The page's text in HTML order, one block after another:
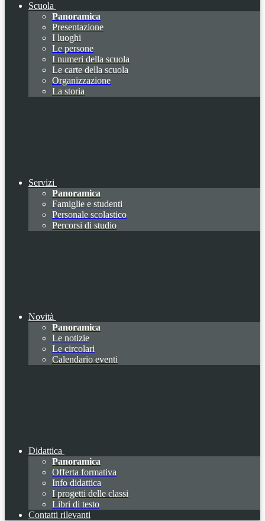
Scuola
Panoramica
Presentazione
I luoghi
Le persone
I numeri della scuola
Le carte della scuola
Organizzazione
La storia
Servizi
Panoramica
Famiglie e studenti
Personale scolastico
Percorsi di studio
Novità
Panoramica
Le notizie
Le circolari
Calendario eventi
Didattica
Panoramica
Offerta formativa
Info didattica
I progetti delle classi
Libri di testo
Contatti rilevanti